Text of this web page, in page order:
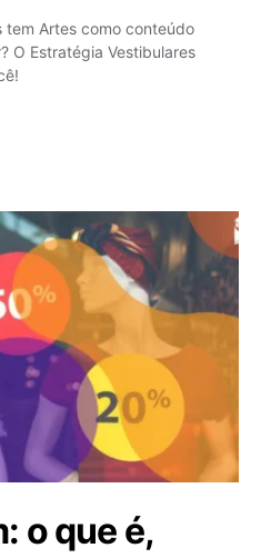
tem Artes como conteúdo
O Estratégia Vestibulares
o que é,